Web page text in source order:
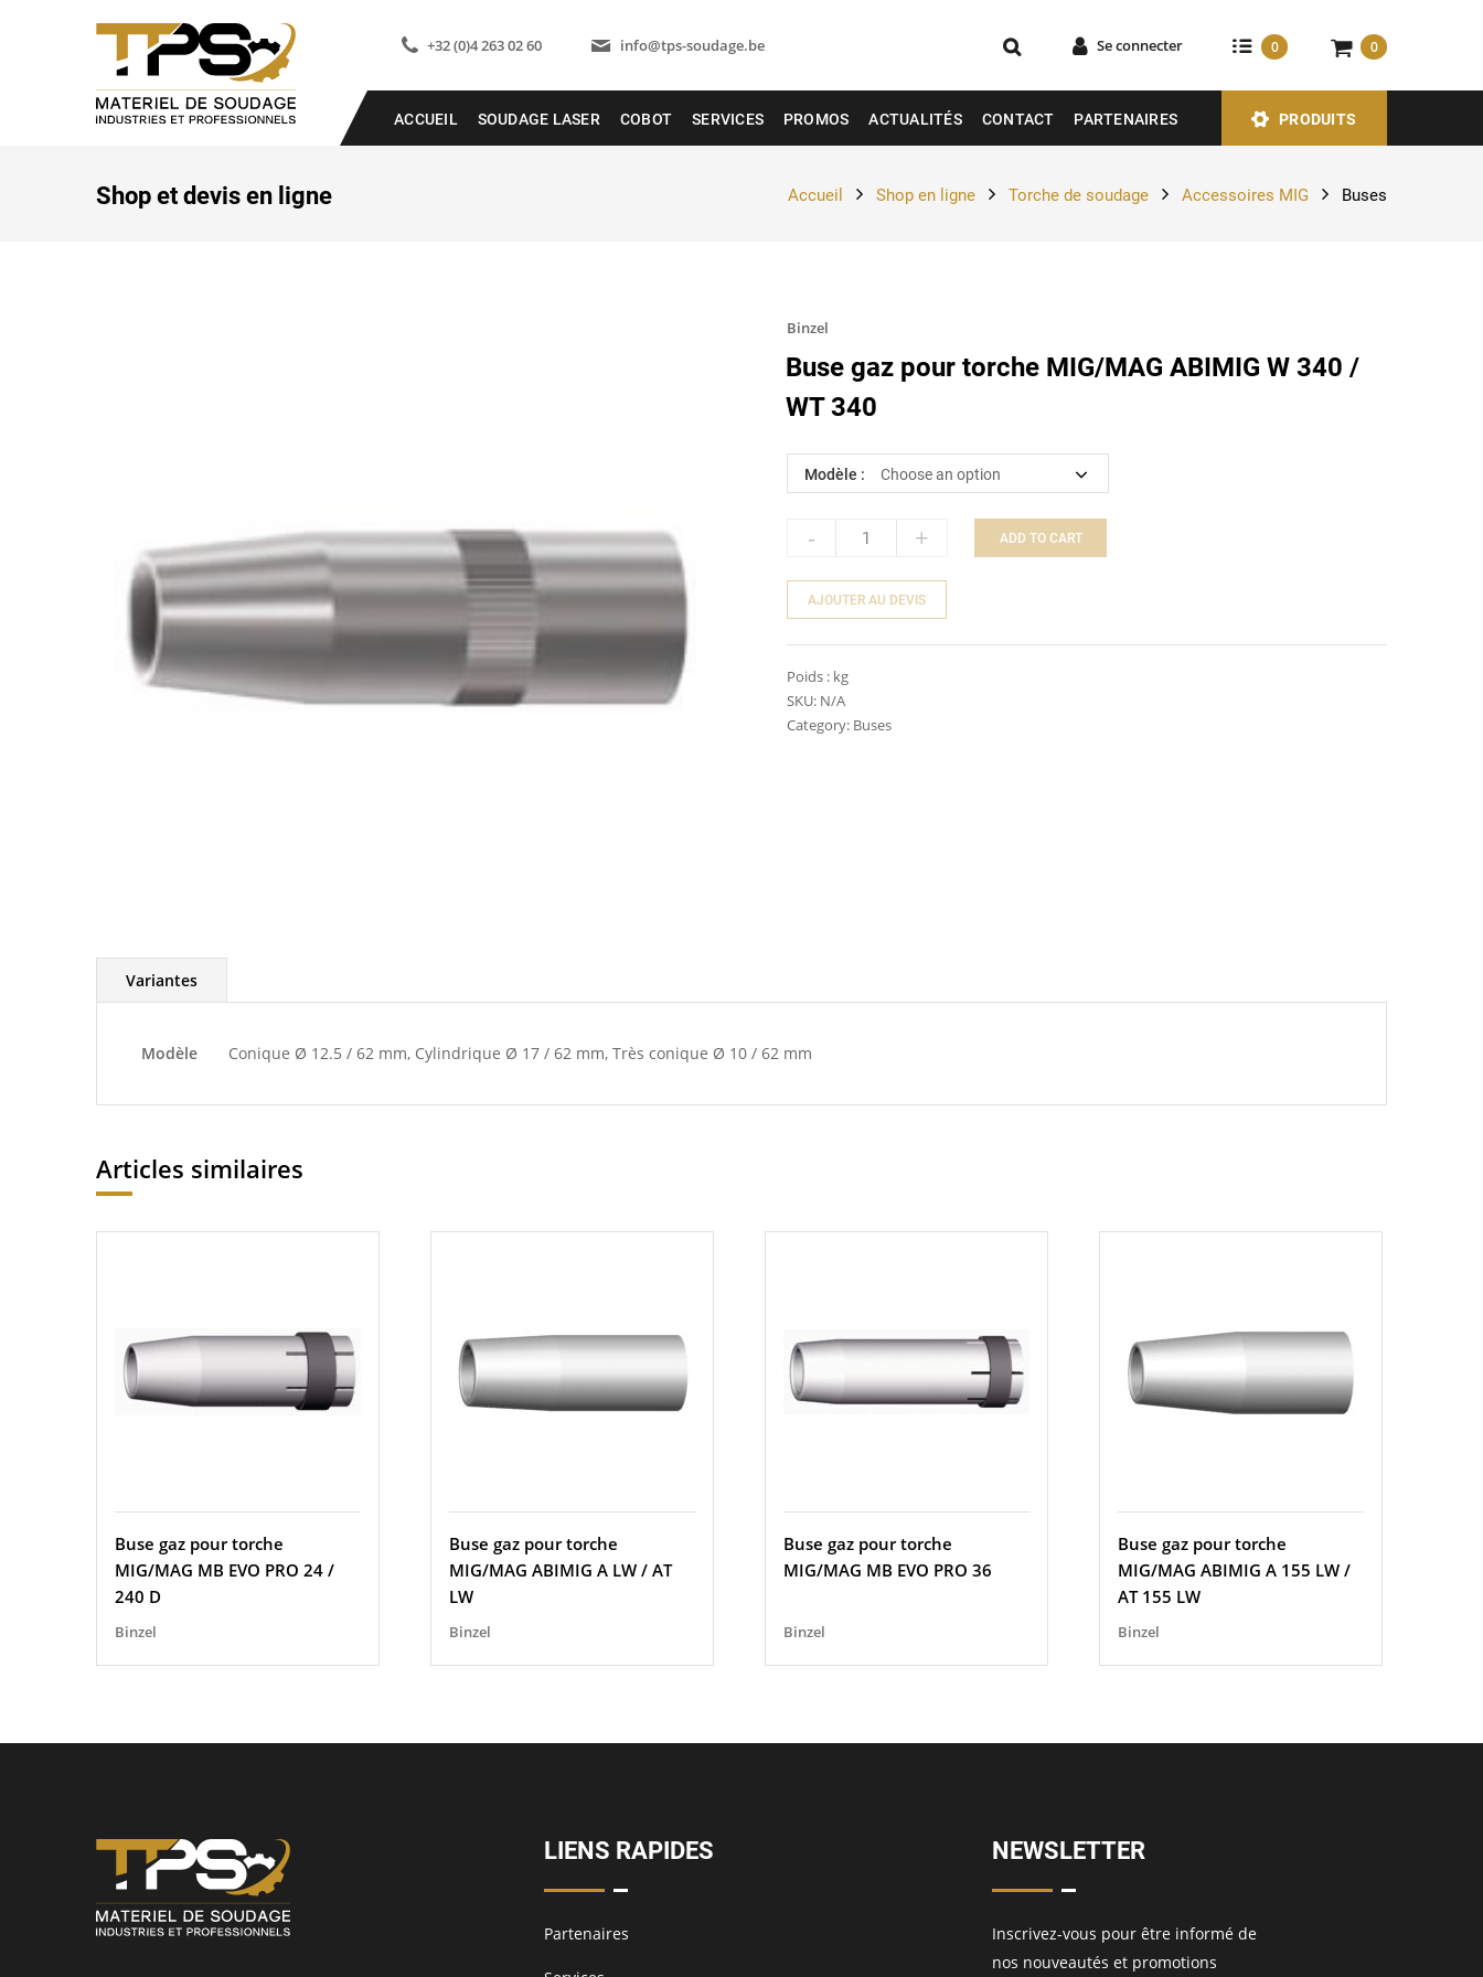
+32 (0)4 263 02 60 info@tps-soudage.be Se connecter 0 0
ACCUEIL SOUDAGE LASER COBOT SERVICES PROMOS ACTUALITÉS CONTACT PARTENAIRES PRODUITS
Shop et devis en ligne Accueil Shop en ligne Torche de soudage Accessoires MIG Buses
Binzel
Buse gaz pour torche MIG/MAG ABIMIG W 340 /
WT 340
Modèle :
- + ADD TO CART
AJOUTER AU DEVIS
Poids : kg
SKU: N/A
Category: Buses
Variantes
Modèle Conique Ø 12.5 / 62 mm, Cylindrique Ø 17 / 62 mm, Très conique Ø 10 / 62 mm
Articles similaires
Buse gaz pour torche
MIG/MAG MB EVO PRO 24 /
240 D
Binzel
Buse gaz pour torche
MIG/MAG ABIMIG A LW / AT
LW
Binzel
Buse gaz pour torche
MIG/MAG MB EVO PRO 36
Binzel
Buse gaz pour torche
MIG/MAG ABIMIG A 155 LW /
AT 155 LW
Binzel
LIENS RAPIDES
Partenaires
NEWSLETTER
Inscrivez-vous pour être informé de
nos nouveautés et promotions